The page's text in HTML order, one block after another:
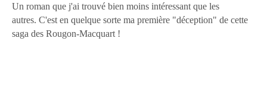
Un roman que j'ai trouvé bien moins intéressant que les
autres. C'est en quelque sorte ma première "déception" de cette
saga des Rougon-Macquart !